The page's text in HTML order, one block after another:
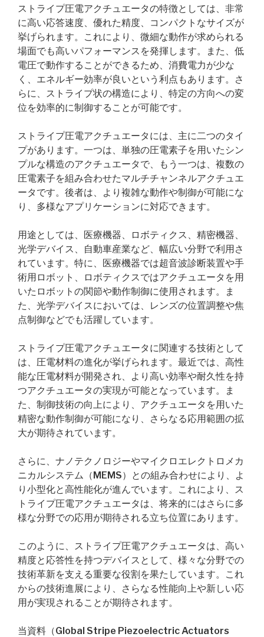
ストライプ圧電アクチュエータの特徴としては、非常
に高い応答速度、優れた精度、コンパクトなサイズが
挙げられます。これにより、微細な動作が求められる
場面でも高いパフォーマンスを発揮します。また、低
電圧で動作することができるため、消費電力が少な
く、エネルギー効率が良いという利点もあります。さ
らに、ストライプ状の構造により、特定の方向への変
位を効率的に制御することが可能です。
ストライプ圧電アクチュエータには、主に二つのタイ
プがあります。一つは、単独の圧電素子を用いたシン
プルな構造のアクチュエータで、もう一つは、複数の
圧電素子を組み合わせたマルチチャンネルアクチュエ
ータです。後者は、より複雑な動作や制御が可能にな
り、多様なアプリケーションに対応できます。
用途としては、医療機器、ロボティクス、精密機器、
光学デバイス、自動車産業など、幅広い分野で利用さ
れています。特に、医療機器では超音波診断装置や手
術用ロボット、ロボティクスではアクチュエータを用
いたロボットの関節や動作制御に使用されます。ま
た、光学デバイスにおいては、レンズの位置調整や焦
点制御などでも活躍しています。
ストライプ圧電アクチュエータに関連する技術として
は、圧電材料の進化が挙げられます。最近では、高性
能な圧電材料が開発され、より高い効率や耐久性を持
つアクチュエータの実現が可能となっています。ま
た、制御技術の向上により、アクチュエータを用いた
精密な動作制御が可能になり、さらなる応用範囲の拡
大が期待されています。
さらに、ナノテクノロジーやマイクロエレクトロメカ
ニカルシステム（MEMS）との組み合わせにより、よ
り小型化と高性能化が進んでいます。これにより、ス
トライプ圧電アクチュエータは、将来的にはさらに多
様な分野での応用が期待される立ち位置にあります。
このように、ストライプ圧電アクチュエータは、高い
精度と応答性を持つデバイスとして、様々な分野での
技術革新を支える重要な役割を果たしています。これ
からの技術進展により、さらなる性能向上や新しい応
用が実現されることが期待されます。
当資料（Global Stripe Piezoelectric Actuators